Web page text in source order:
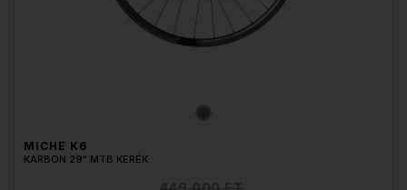
MICHE K6
KARBON 29" MTB KERÉK